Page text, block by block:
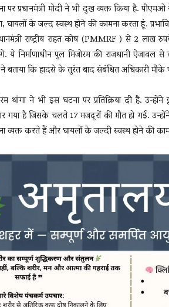
पर प्रधानमंत्री मोदी ने भी दुख व्यक्त किया है.
घायलों के जल्द स्वस्थ होने की कामना करता हूं.
राष्ट्रीय राहत कोष (PMMRF ) से 2
ये निर्माणाधीन पुल मिजोरम की राजधानी ऐजावल
बताया कि हादसे के तुरंत बाद संबंधित अधिकारी
थांगा ने भी इस घटना पर प्रतिक्रिया दी है.
गया है जिसके चलते 17 मजदूरों की मौत हो गई.
व्यक्त करते हैं और घायलों के जल्दी स्वस्थ होने की